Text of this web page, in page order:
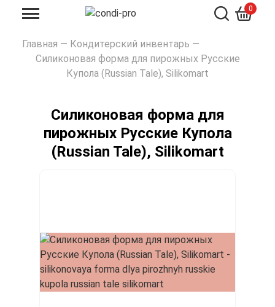
0
Главная — Кондитерский инвентарь —
Силиконовая форма для пирожных Русские
Купола (Russian Tale), Silikomart
Силиконовая форма для
пирожных Русские Купола
(Russian Tale), Silikomart